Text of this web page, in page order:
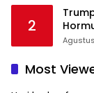
2
Most